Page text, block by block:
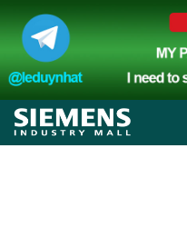
to
content